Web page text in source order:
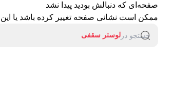
صفحه‌ای که دنبالش بودید پیدا نشد
ممکن است نشانی صفحه تغییر کرده باشد یا این
جستجو در لوستر سقفی